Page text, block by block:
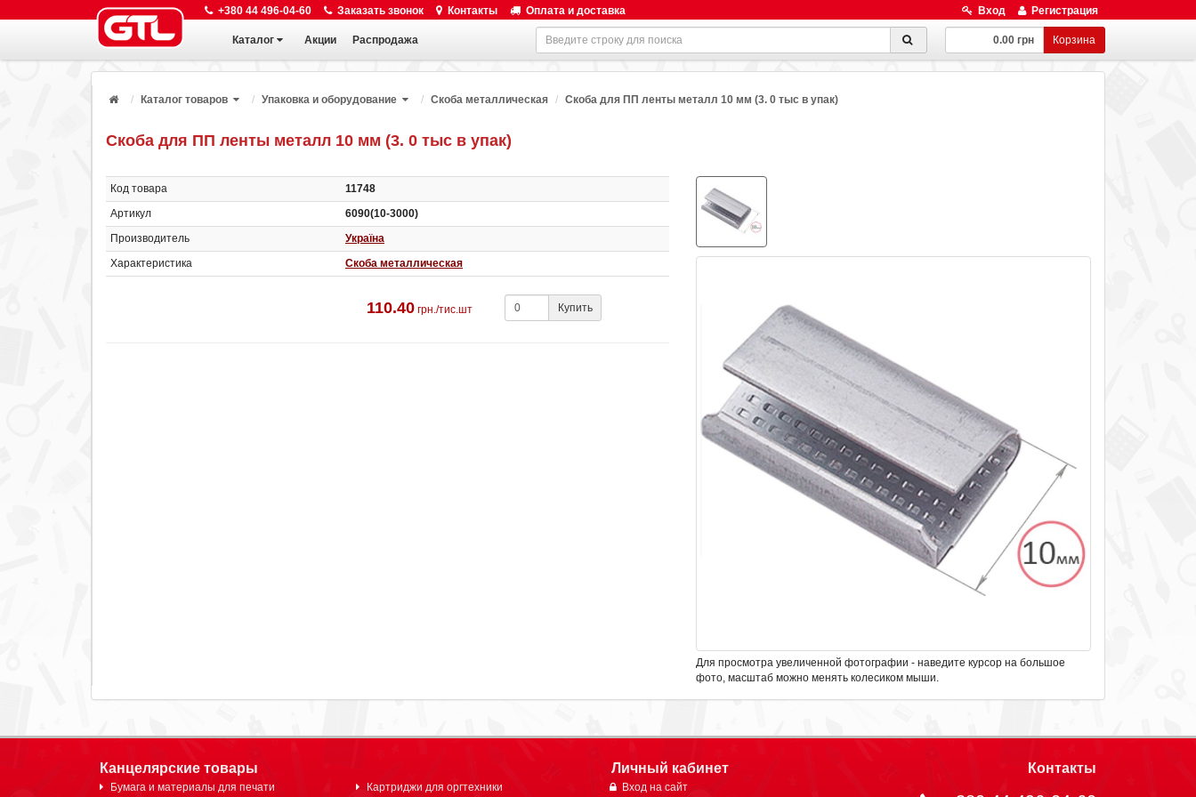
+380 44 496-04-60 Заказать звонок Контакты Оплата и доставка Вход Регистрация
Каталог Акции Распродажа 0.00 грн Корзина
Каталог товаров Упаковка и оборудование Скоба металлическая Скоба для ПП ленты металл 10 мм (3. 0 тыс в упак)
Скоба для ПП ленты металл 10 мм (3. 0 тыс в упак)
Код товара
11748
Артикул
6090(10-3000)
Производитель
Україна
Характеристика
Скоба металлическая
110.40 грн./тис.шт Купить
Для просмотра увеличенной фотографии - наведите курсор на большое
фото, масштаб можно менять колесиком мыши.
Канцелярские товары
Бумага и материалы для печати
Картриджи для оргтехники
Личный кабинет
Вход на сайт
Контакты